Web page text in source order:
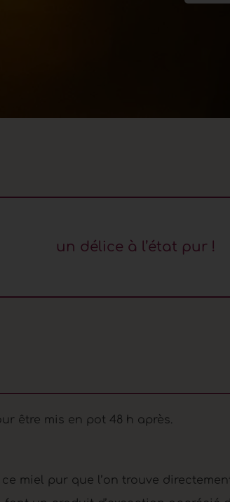
un délice à l’état pur !
être mis en pot 48 h après.
miel pur que l’on trouve